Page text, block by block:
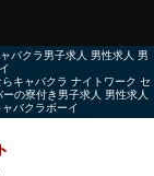
バクラ男子求人 男性求人 男
キャバクラ ナイトワーク セ
の寮付き男子求人 男性求人
バクラボーイ